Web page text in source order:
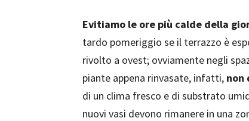
Evitiamo le ore più calde della
tardo pomeriggio se il terrazzo è
rivolto a ovest; ovviamente negli
piante appena rinvasate, infatti, non
di un clima fresco e di substrato
nuovi vasi devono rimanere in una